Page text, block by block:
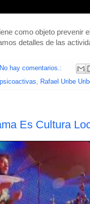
como objeto prevenir
detalles de las
No hay comentarios.:
Rafael Uribe
Es Cultura